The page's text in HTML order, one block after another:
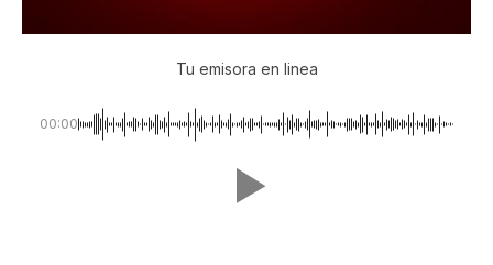
Tu emisora en linea
00:00